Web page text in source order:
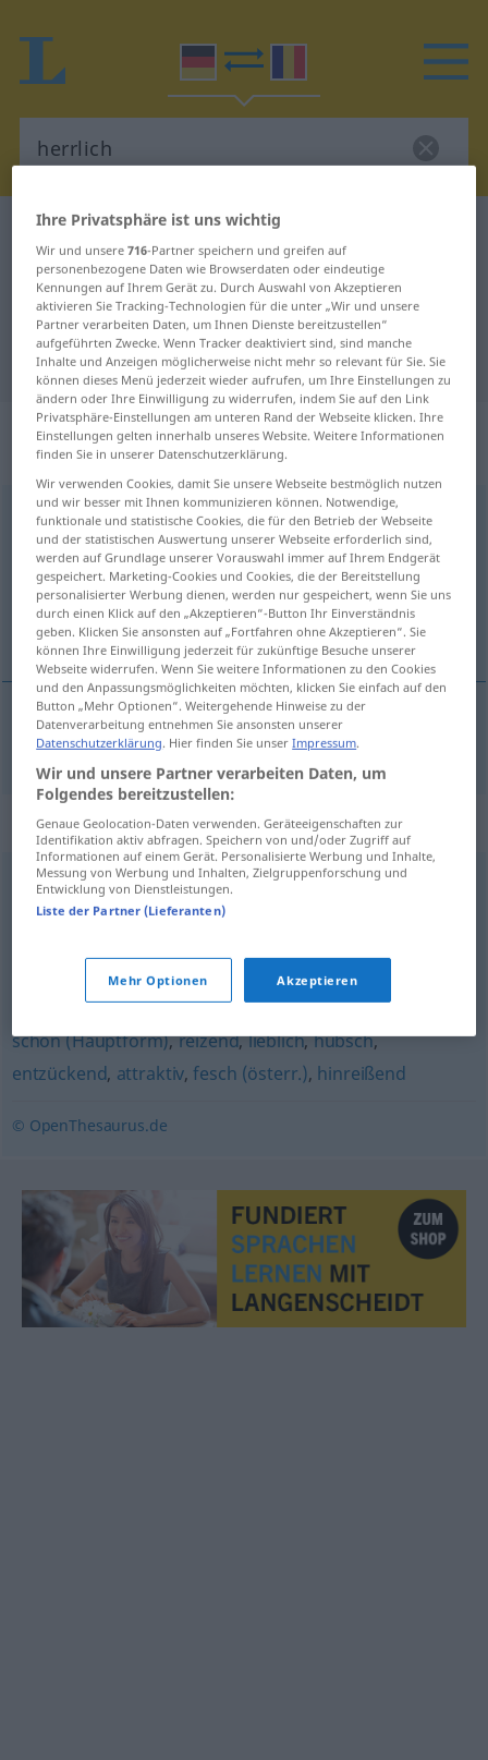
Deutsch-Rumänisch Wörterbuch
Deutsch-Rumänisch Übersetzung
für "herrlich"
"herrlich" Rumänisch Übersetzung
„herrlich“: Adjektiv,
Eigenschaftswort
herrlichadj
Übersicht aller Übersetzungen
(Für mehr Details die Übersetzung anklicken/antippen)
splendid
splendid herrlich
Synonyme für "herrlich"
paradiesisch,himmlisch,göttlich
wundervoll,genial, wunderbar,prächtig
schön (Hauptform),reizend,lieblich,hübsch,
entzückend, attraktiv,fesch (österr.), hinreißend
© OpenThesaurus.de
Ihre Privatsphäre ist uns wichtig
Wir und unsere716-Partner speichern und greifen auf
personenbezogene Daten wie Browserdaten oder eindeutige
Kennungen auf Ihrem Gerät zu. Durch Auswahl von Akzeptieren
aktivieren Sie Tracking-Technologien für die unter „Wir und unsere
Partner verarbeiten Daten, um Ihnen Dienste bereitzustellen“
aufgeführten Zwecke. Wenn Tracker deaktiviert sind, sind manche
Inhalte und Anzeigen möglicherweise nicht mehr so relevant für Sie. Sie
können dieses Menü jederzeit wieder aufrufen, um Ihre Einstellungen zu
ändern oder Ihre Einwilligung zu widerrufen, indem Sie auf den Link
Privatsphäre-Einstellungen am unteren Rand der Webseite klicken. Ihre
Einstellungen gelten innerhalb unseres Website. Weitere Informationen
finden Sie in unserer Datenschutzerklärung.
Wir verwenden Cookies, damit Sie unsere Webseite bestmöglich nutzen
und wir besser mit Ihnen kommunizieren können. Notwendige,
funktionale und statistische Cookies, die für den Betrieb der Webseite
und der statistischen Auswertung unserer Webseite erforderlich sind,
werden auf Grundlage unserer Vorauswahl immer auf Ihrem Endgerät
gespeichert. Marketing-Cookies und Cookies, die der Bereitstellung
personalisierter Werbung dienen, werden nur gespeichert, wenn Sie uns
durch einen Klick auf den „Akzeptieren“-Button Ihr Einverständnis
geben. Klicken Sie ansonsten auf „Fortfahren ohne Akzeptieren“. Sie
können Ihre Einwilligung jederzeit für zukünftige Besuche unserer
Webseite widerrufen. Wenn Sie weitere Informationen zu den Cookies
und den Anpassungsmöglichkeiten möchten, klicken Sie einfach auf den
Button „Mehr Optionen“. Weitergehende Hinweise zu der
Datenverarbeitung entnehmen Sie ansonsten unserer
Datenschutzerklärung. Hier finden Sie unserImpressum.
Wir und unsere Partner verarbeiten Daten, um
Folgendes bereitzustellen:
Genaue Geolocation-Daten verwenden. Geräteeigenschaften zur
Identifikation aktiv abfragen. Speichern von und/oder Zugriff auf
Informationen auf einem Gerät. Personalisierte Werbung und Inhalte,
Messung von Werbung und Inhalten, Zielgruppenforschung und
Entwicklung von Dienstleistungen.
Liste der Partner (Lieferanten)
Mehr Optionen Akzeptieren